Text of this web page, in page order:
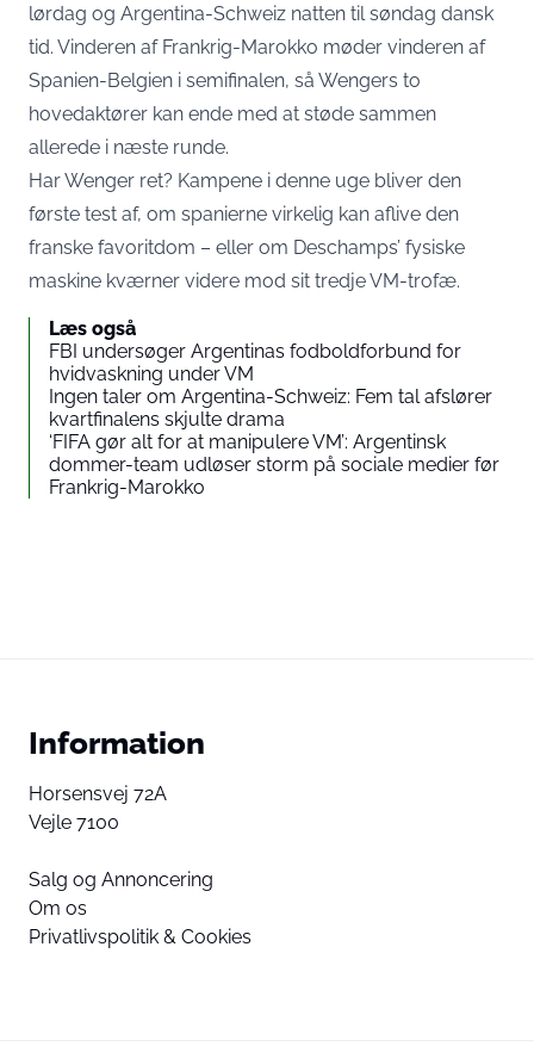
lørdag og Argentina-Schweiz natten til søndag dansk
tid. Vinderen af Frankrig-Marokko møder vinderen af
Spanien-Belgien i semifinalen, så Wengers to
hovedaktører kan ende med at støde sammen
allerede i næste runde.
Har Wenger ret? Kampene i denne uge bliver den
første test af, om spanierne virkelig kan aflive den
franske favoritdom – eller om Deschamps’ fysiske
maskine kværner videre mod sit tredje VM-trofæ.
Læs også
FBI undersøger Argentinas fodboldforbund for
hvidvaskning under VM
Ingen taler om Argentina-Schweiz: Fem tal afslører
kvartfinalens skjulte drama
‘FIFA gør alt for at manipulere VM’: Argentinsk
dommer-team udløser storm på sociale medier før
Frankrig-Marokko
Information
Horsensvej 72A
Vejle 7100
Salg og Annoncering
Om os
Privatlivspolitik & Cookies